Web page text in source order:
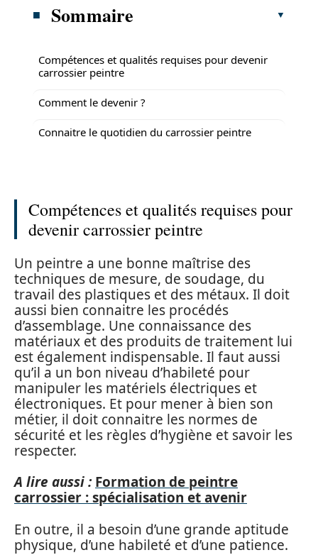
Sommaire
Compétences et qualités requises pour devenir
carrossier peintre
Comment le devenir ?
Connaitre le quotidien du carrossier peintre
Compétences et qualités requises pour
devenir carrossier peintre
Un peintre a une bonne maîtrise des
techniques de mesure, de soudage, du
travail des plastiques et des métaux. Il doit
aussi bien connaitre les procédés
d’assemblage. Une connaissance des
matériaux et des produits de traitement lui
est également indispensable. Il faut aussi
qu’il a un bon niveau d’habileté pour
manipuler les matériels électriques et
électroniques. Et pour mener à bien son
métier, il doit connaitre les normes de
sécurité et les règles d’hygiène et savoir les
respecter.
A lire aussi : Formation de peintre
carrossier : spécialisation et avenir
En outre, il a besoin d’une grande aptitude
physique, d’une habileté et d’une patience.